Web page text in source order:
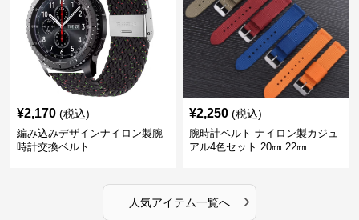
¥2,170 (税込)
編み込みデザインナイロン製腕
時計交換ベルト
¥2,250 (税込)
腕時計ベルト ナイロン製カジュ
アル4色セット 20㎜ 22㎜
人気アイテム一覧へ ›